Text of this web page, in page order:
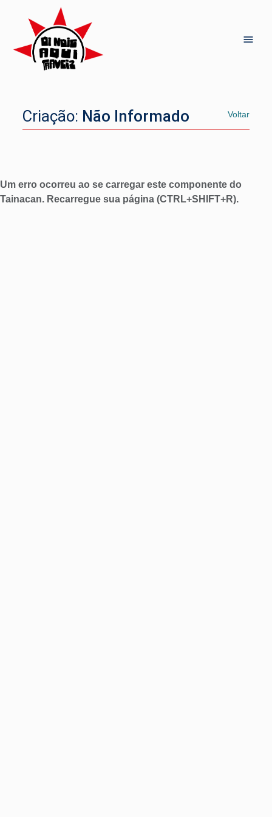
Criação: Não Informado Voltar
Um erro ocorreu ao se carregar este componente do
Tainacan. Recarregue sua página (CTRL+SHIFT+R).